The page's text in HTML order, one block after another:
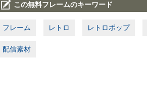
この無料フレームのキーワード
フレーム レトロ レトロポップ
配信素材